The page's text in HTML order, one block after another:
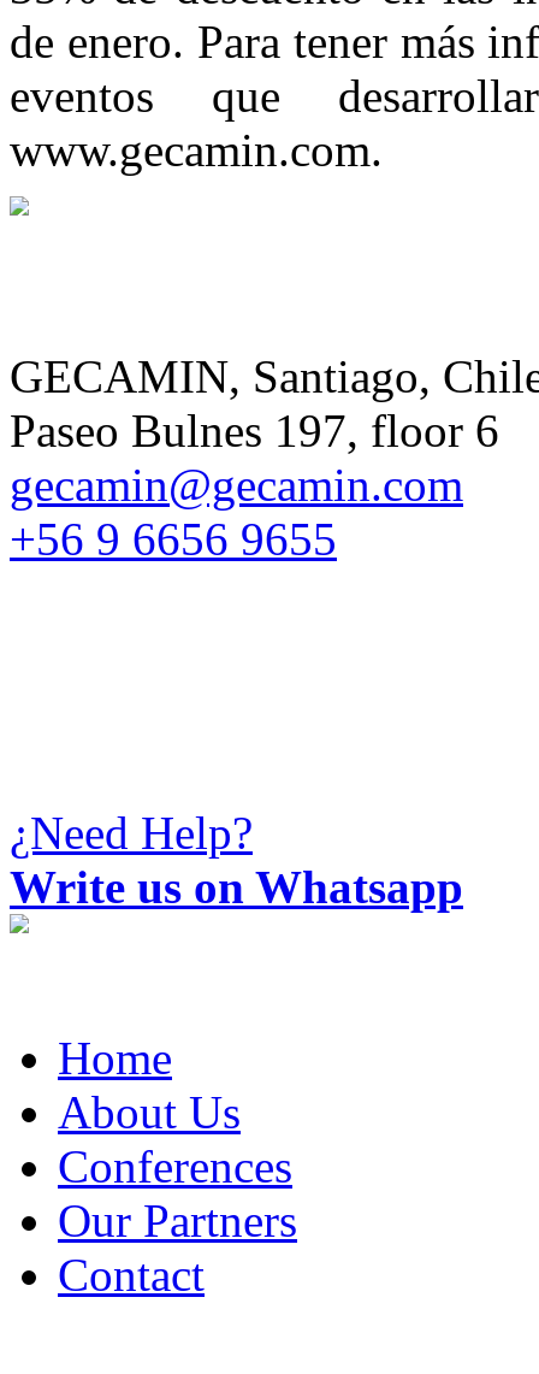
de enero. Para tener más
eventos que
www.gecamin.com.
GECAMIN, Santiago,
Paseo Bulnes 197, floor 6
gecamin@gecamin.com
+56 9 6656 9655
¿Need Help?
Write us on Whatsapp
Home
About Us
Conferences
Our Partners
Contact